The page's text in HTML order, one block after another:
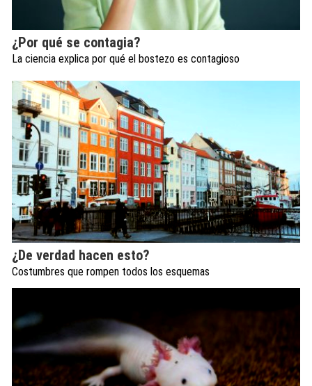
¿Por qué se contagia?
La ciencia explica por qué el bostezo es contagioso
¿De verdad hacen esto?
Costumbres que rompen todos los esquemas